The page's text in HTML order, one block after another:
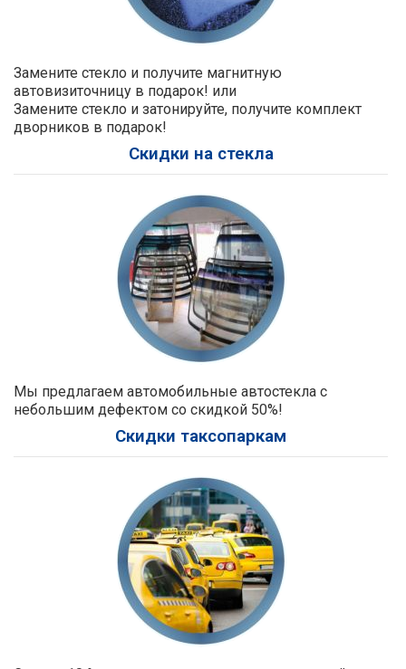
Замените стекло и получите магнитную
автовизиточницу в подарок! или
Замените стекло и затонируйте, получите комплект
дворников в подарок!
Скидки на стекла
Мы предлагаем автомобильные автостекла с
небольшим дефектом со скидкой 50%!
Скидки таксопаркам